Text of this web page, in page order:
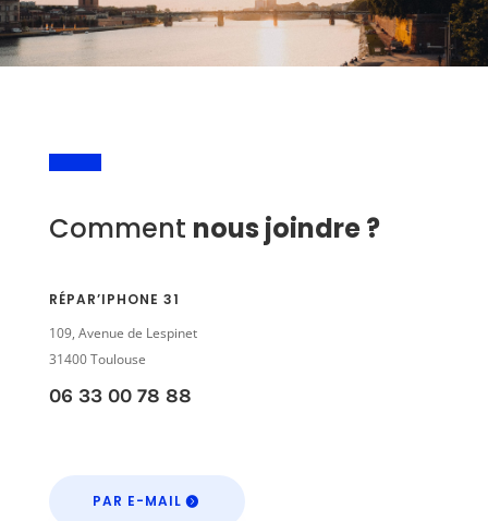
Comment nous joindre ?
RÉPAR’IPHONE 31
109, Avenue de Lespinet
31400 Toulouse
06 33 00 78 88
PAR E-MAIL